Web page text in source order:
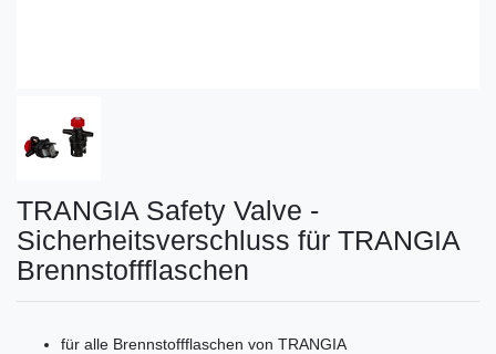
TRANGIA Safety Valve -
Sicherheitsverschluss für TRANGIA
Brennstoffflaschen
für alle Brennstoffflaschen von TRANGIA